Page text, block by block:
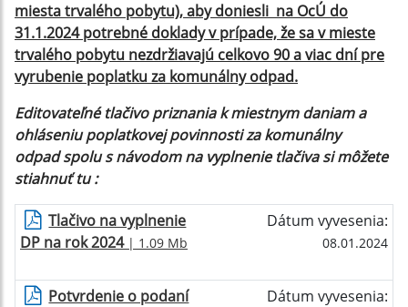
miesta trvalého pobytu), aby doniesli na OcÚ do
31.1.2024 potrebné doklady v prípade, že sa v mieste
trvalého pobytu nezdržiavajú celkovo 90 a viac dní pre
vyrubenie poplatku za komunálny odpad.
Editovateľnétlačivo priznania k miestnym daniam a
ohláseniu poplatkovej povinnosti za komunálny
odpadspolu s návodom na vyplnenie tlačivasi môžete
stiahnuť tu :
Tlačivo na vyplnenie
DP na rok 2024| 1.09 Mb
Dátum vyvesenia:
08.01.2024
Potvrdenie o podaní
Dátum vyvesenia: